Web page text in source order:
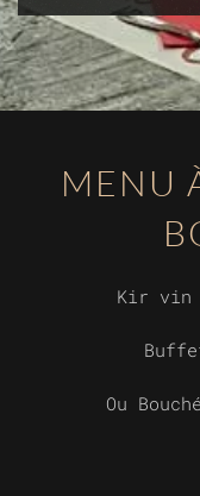
MENU
Kir vin
Ou